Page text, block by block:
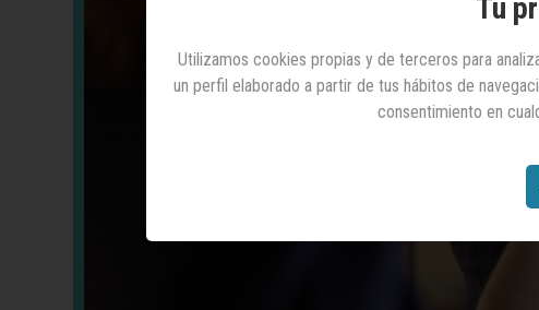
Tu
Utilizamos cookies propias y de terceros para
un perfil elaborado a partir de tus hábitos de
consentimiento en